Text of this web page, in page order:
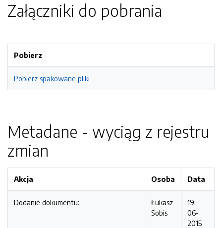
Załączniki do pobrania
Pobierz
Pobierz spakowane pliki
Metadane - wyciąg z rejestru
zmian
Akcja Osoba Data
Dodanie dokumentu:
Łukasz
Sobis
19-
06-
2015